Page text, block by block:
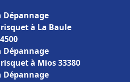
à La Baule
à Mios 33380